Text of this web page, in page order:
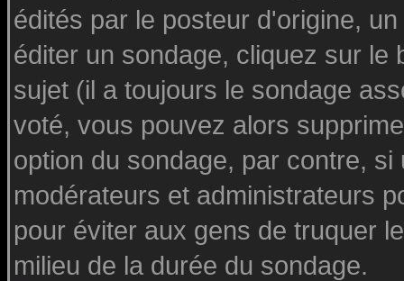
édités par le posteur d'origine,
éditer un sondage, cliquez sur le
sujet (il a toujours le sondage
voté, vous pouvez alors
option du sondage, par contre,
modérateurs et administrateurs
pour éviter aux gens de truquer
milieu de la durée du sondage.